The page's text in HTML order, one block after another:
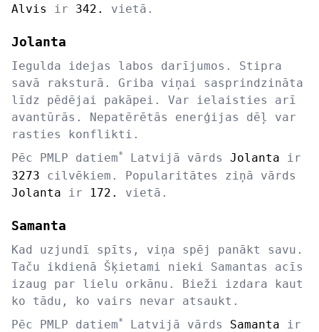
Alvis
ir 342. vietā.
Jolanta
Iegulda idejas labos darījumos. Stipra
savā raksturā. Griba viņai sasprindzināta
līdz pēdējai pakāpei. Var ielaisties arī
avantūrās. Nepatērētās enerģijas dēļ var
rasties konflikti.
Pēc PMLP datiem* Latvijā vārds Jolanta ir
3273 cilvēkiem. Popularitātes ziņā vārds
Jolanta ir 172. vietā.
Samanta
Kad uzjundī spīts, viņa spēj panākt savu.
Taču ikdienā Šķietami nieki Samantas acīs
izaug par lielu orkānu. Bieži izdara kaut
ko tādu, ko vairs nevar atsaukt.
Pēc PMLP datiem* Latvijā vārds Samanta ir